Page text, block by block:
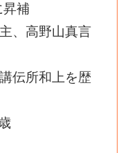
補
、高野山真言
伝所和上を歴